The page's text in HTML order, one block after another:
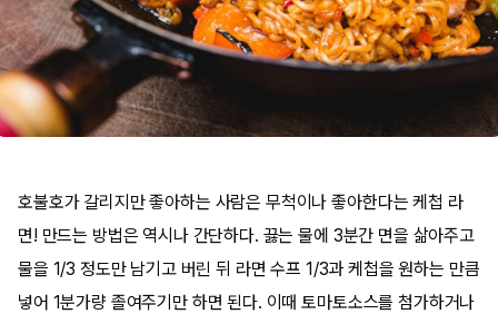
호불호가 갈리지만 좋아하는 사람은 무척이나 좋아한다는 케첩 라
면! 만드는 방법은 역시나 간단하다. 끓는 물에 3분간 면을 삶아주고
물을 1/3 정도만 남기고 버린 뒤 라면 수프 1/3과 케첩을 원하는 만큼
넣어 1분가량 졸여주기만 하면 된다. 이때 토마토소스를 첨가하거나